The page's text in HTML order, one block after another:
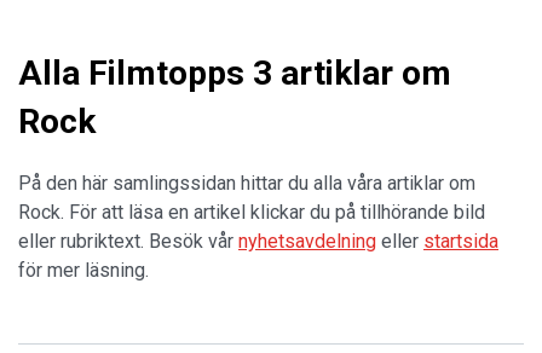
Alla Filmtopps 3 artiklar om
Rock
På den här samlingssidan hittar du alla våra artiklar om
Rock. För att läsa en artikel klickar du på tillhörande bild
eller rubriktext. Besök vår nyhetsavdelning eller startsida
för mer läsning.